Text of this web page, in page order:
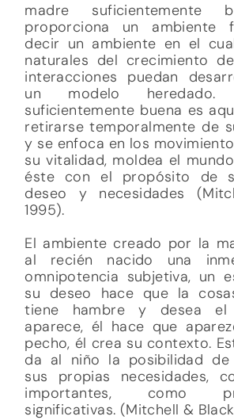
madre suficientemente
proporciona un ambiente
decir un ambiente en el
naturales del crecimiento
interacciones puedan
un modelo
suficientemente buena es
retirarse temporalmente de
y se enfoca en los
su vitalidad, moldea el
éste con el propósito de
deseo y necesidades
1995).
El ambiente creado por la
al recién nacido una
omnipotencia subjetiva, un
su deseo hace que la
tiene hambre y desea el
aparece, él hace que
pecho, él crea su contexto.
da al niño la posibilidad de
sus propias necesidades,
importantes, como
significativas. (Mitchell &